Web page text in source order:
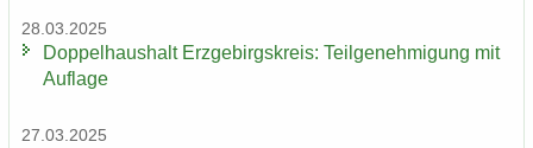
28.03.2025
Dop­pel­haus­halt Erz­ge­birgs­kreis: Teil­ge­neh­mi­gung mit
Auf­la­ge
27.03.2025